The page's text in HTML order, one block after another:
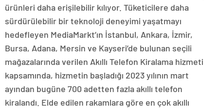
ürünleri daha erişilebilir kılıyor. Tüketicilere daha
sürdürülebilir bir teknoloji deneyimi yaşatmayı
hedefleyen MediaMarkt’ın İstanbul, Ankara, İzmir,
Bursa, Adana, Mersin ve Kayseri’de bulunan seçili
mağazalarında verilen Akıllı Telefon Kiralama hizmeti
kapsamında, hizmetin başladığı 2023 yılının mart
ayından bugüne 700 adetten fazla akıllı telefon
kiralandı. Elde edilen rakamlara göre en çok akıllı